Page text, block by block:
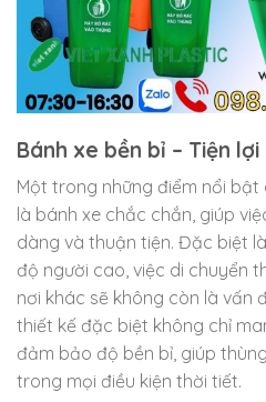
Bánh xe bền bỉ – Tiện
Một trong những điểm nổi
là bánh xe chắc chắn, giúp
dàng và thuận tiện. Đặc biệt
độ người cao, việc di chuyển
nơi khác sẽ không còn là vấn
thiết kế đặc biệt không chỉ
đảm bảo độ bền bỉ, giúp
trong mọi điều kiện thời tiết.